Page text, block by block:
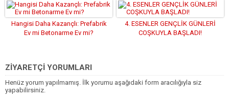
Hangisi Daha Kazançlı: Prefabrik
Ev mi Betonarme Ev mi?
4. ESENLER GENÇLİK GÜNLERİ
COŞKUYLA BAŞLADI!
ZİYARETÇİ YORUMLARI
Henüz yorum yapılmamış. İlk yorumu aşağıdaki form aracılığıyla siz
yapabilirsiniz.